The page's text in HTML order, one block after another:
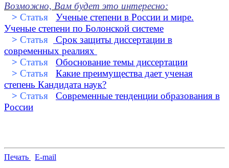
Возможно, Вам будет это интересно:
> Статья
Ученые степени в России и мире.
Ученые степени по Болонской системе
> Статья
Срок защиты диссертации в
современных реалиях
> Статья
Обоснование темы диссертации
> Статья
Какие преимущества дает ученая
степень Кандидата наук?
> Статья
Современные тенденции образования в
России
Печать E-mail